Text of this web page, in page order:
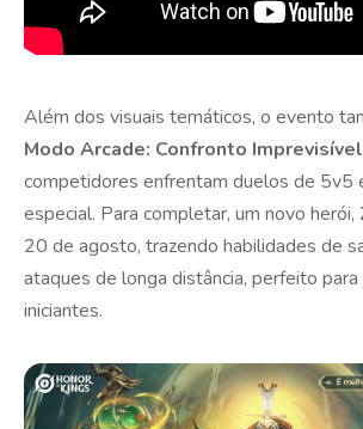
Além dos visuais temáticos, o evento
Modo Arcade: Confronto Imprevisível
competidores enfrentam duelos de 5v5
especial. Para completar, um novo herói,
20 de agosto, trazendo habilidades de
ataques de longa distância, perfeito
iniciantes.